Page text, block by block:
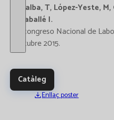
Catàleg
Villalba, T, López-Yeste,
L;Caballé I.
IX congreso Nacional de
Octubre 2015.
Enllaç poster